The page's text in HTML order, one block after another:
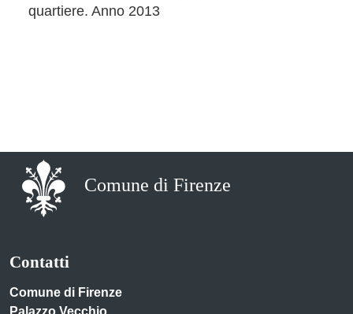
quartiere. Anno 2013
Comune di Firenze
Contatti
Comune di Firenze
Palazzo Vecchio